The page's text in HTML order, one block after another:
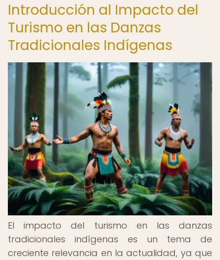
Introducción al Impacto del
Turismo en las Danzas
Tradicionales Indígenas
El impacto del turismo en las danzas
tradicionales indígenas es un tema de
creciente relevancia en la actualidad, ya que